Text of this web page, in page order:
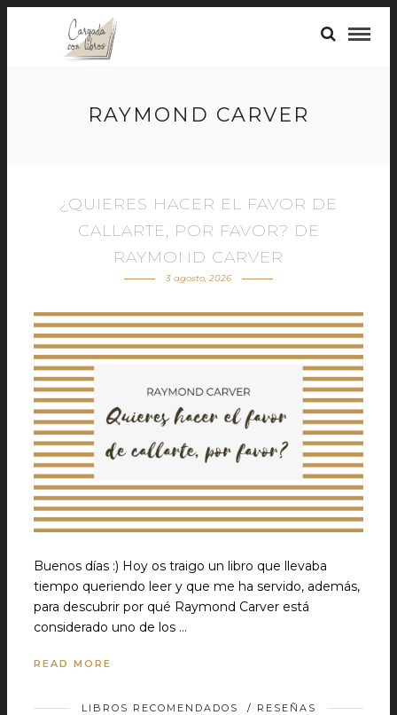
RAYMOND CARVER
¿QUIERES HACER EL FAVOR DE
CALLARTE, POR FAVOR? DE
RAYMOND CARVER
3 agosto, 2026
Buenos días :) Hoy os traigo un libro que llevaba
tiempo queriendo leer y que me ha servido, además,
para descubrir por qué Raymond Carver está
considerado uno de los …
READ MORE
LIBROS RECOMENDADOS / RESEÑAS